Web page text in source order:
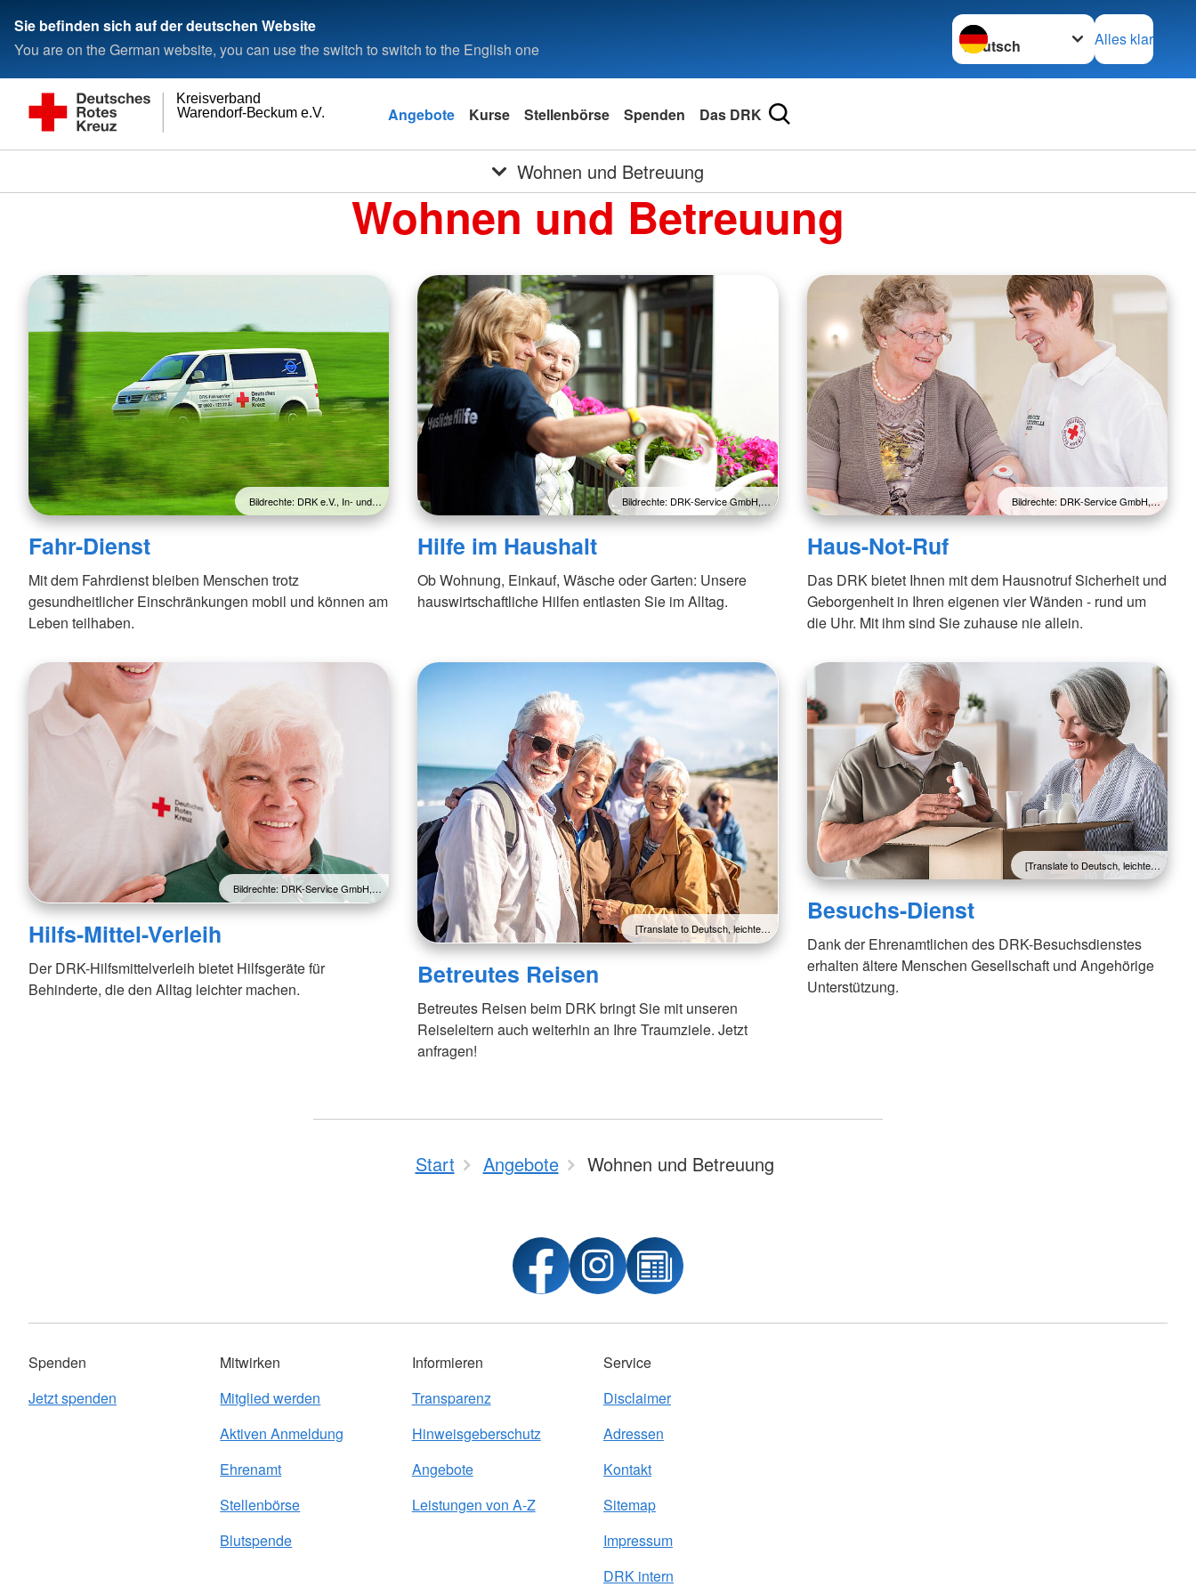
Sie befinden sich auf der deutschen Website
You are on the German website, you can use the switch to switch to the English one
Sprache wechseln zu
Alles klar
Warendorf-Beckum e.V.
Kreisverband
Angebote Kurse Stellenbörse Spenden Das DRK
Wohnen und Betreuung
Wohnen und Betreuung
Bildrechte: DRK e.V., In- und…
Fahr-Dienst
Mit dem Fahrdienst bleiben Menschen trotz
gesundheitlicher Einschränkungen mobil und können am
Leben teilhaben.
Bildrechte: DRK-Service GmbH,…
Hilfe im Haushalt
Ob Wohnung, Einkauf, Wäsche oder Garten: Unsere
hauswirtschaftliche Hilfen entlasten Sie im Alltag.
Bildrechte: DRK-Service GmbH,…
Haus-Not-Ruf
Das DRK bietet Ihnen mit dem Hausnotruf Sicherheit und
Geborgenheit in Ihren eigenen vier Wänden - rund um
die Uhr. Mit ihm sind Sie zuhause nie allein.
Bildrechte: DRK-Service GmbH,…
Hilfs-Mittel-Verleih
Der DRK-Hilfsmittelverleih bietet Hilfsgeräte für
Behinderte, die den Alltag leichter machen.
[Translate to Deutsch, leichte…
Betreutes Reisen
Betreutes Reisen beim DRK bringt Sie mit unseren
Reiseleitern auch weiterhin an Ihre Traumziele. Jetzt
anfragen!
[Translate to Deutsch, leichte…
Besuchs-Dienst
Dank der Ehrenamtlichen des DRK-Besuchsdienstes
erhalten ältere Menschen Gesellschaft und Angehörige
Unterstützung.
Start Angebote Wohnen und Betreuung
Spenden
Jetzt spenden
Mitwirken
Mitglied werden
Aktiven Anmeldung
Ehrenamt
Stellenbörse
Blutspende
Informieren
Transparenz
Hinweisgeberschutz
Angebote
Leistungen von A-Z
Service
Disclaimer
Adressen
Kontakt
Sitemap
Impressum
DRK intern